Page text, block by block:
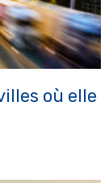
où elle